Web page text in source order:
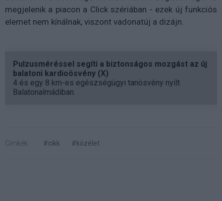
megjelenik a piacon a Click szériában - ezek új funkciós
elemet nem kínálnak, viszont vadonatúj a dizájn.
Pulzusméréssel segíti a biztonságos mozgást az új
balatoni kardioösvény (X)
4 és egy 8 km-es egészségügyi tanösvény nyílt
Balatonalmádiban.
Címkék: #cikk #közélet